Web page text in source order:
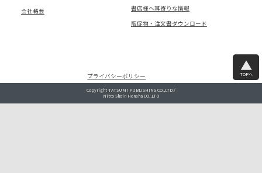
書店様へ耳寄りな情報
販促物・注文書ダウンロード
会社概要
プライバシーポリシー TOPへ
Copyright TATSUMI PUBLISHING CO.,LTD./
Nitto Shoin Honsha CO.,LTD